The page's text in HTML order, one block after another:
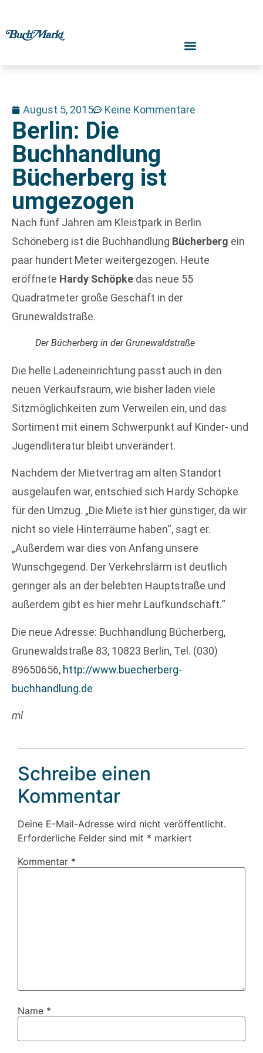
August 5, 2015 Keine Kommentare
Berlin: Die
Buchhandlung
Bücherberg ist
umgezogen
Nach fünf Jahren am Kleistpark in Berlin
Schöneberg ist die Buchhandlung Bücherberg ein
paar hundert Meter weitergezogen. Heute
eröffnete Hardy Schöpke das neue 55
Quadratmeter große Geschäft in der
Grunewaldstraße.
Der Bücherberg in der Grunewaldstraße
Die helle Ladeneinrichtung passt auch in den
neuen Verkaufsraum, wie bisher laden viele
Sitzmöglichkeiten zum Verweilen ein, und das
Sortiment mit einem Schwerpunkt auf Kinder- und
Jugendliteratur bleibt unverändert.
Nachdem der Mietvertrag am alten Standort
ausgelaufen war, entschied sich Hardy Schöpke
für den Umzug. „Die Miete ist hier günstiger, da wir
nicht so viele Hinterräume haben“, sagt er.
„Außerdem war dies von Anfang unsere
Wunschgegend. Der Verkehrslärm ist deutlich
geringer als an der belebten Hauptstraße und
außerdem gibt es hier mehr Laufkundschaft.“
Die neue Adresse: Buchhandlung Bücherberg,
Grunewaldstraße 83, 10823 Berlin, Tel. (030)
89650656, http://www.buecherberg-
buchhandlung.de
ml
Schreibe einen
Kommentar
Deine E-Mail-Adresse wird nicht veröffentlicht.
Erforderliche Felder sind mit * markiert
Kommentar *
Name *